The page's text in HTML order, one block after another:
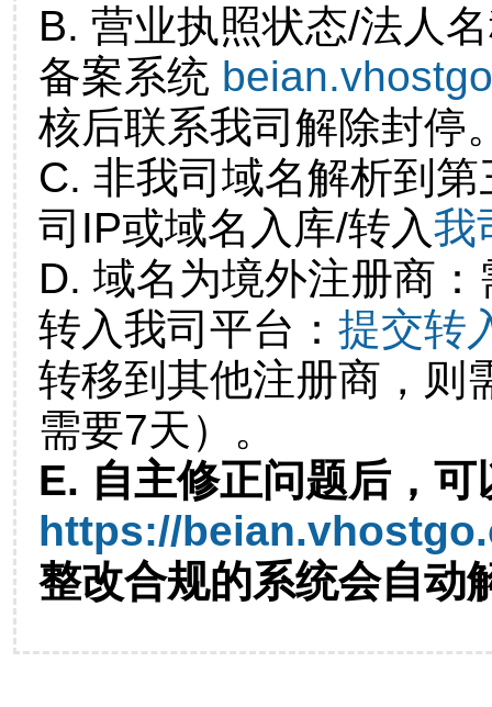
B. 营业执照状态/法人
备案系统
核后联系我司解除封停
C. 非我司域名解析到
司IP或域名入库/转入我
D. 域名为境外注册商
转入我司平台： 提交转
转移到其他注册商，则
需要7天）。
E. 自主修正问题后，可
https://
整改合规的系统会自动